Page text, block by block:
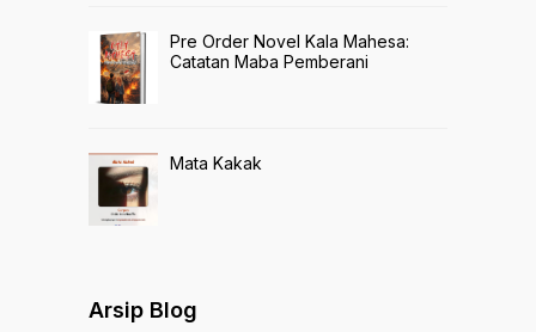
Pre Order Novel Kala Mahesa:
Catatan Maba Pemberani
Mata Kakak
Arsip Blog